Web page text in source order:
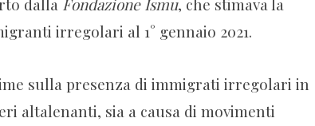
irregolari al 1° gennaio 2021.
sulla presenza di immigrati irregolari in
altalenanti, sia a causa di movimenti